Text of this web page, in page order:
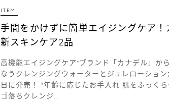
ITEM
手間をかけずに簡単エイジングケア！
新スキンケア2品
高機能エイジングケア*ブランド「カナデル」か
なうクレンジングウォーターとジュレローショ
日に発売！ *年齢に応じたお手入れ 肌をふっく
ゴ落ちクレンジ…